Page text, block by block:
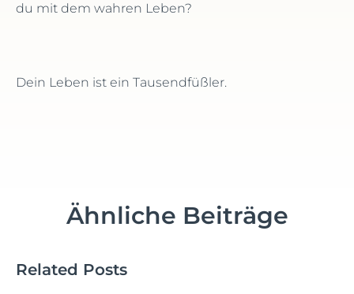
du mit dem wahren Leben?
Dein Leben ist ein Tausendfüßler.
Ähnliche Beiträge
Related Posts